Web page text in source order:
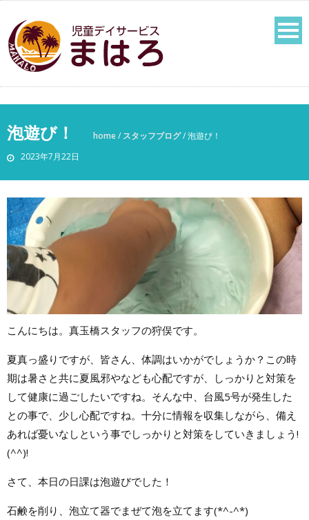
泡遊び！
2023年7月22日
home/ スタッフブログ/泡遊び！
こんにちは。真玉橋スタッフの狩俣です。
夏真っ盛りですが、皆さん、体調はいかがでしょうか？この時
期は暑さと共に夏風邪やなども心配ですが、しっかりと対策を
して健康に過ごしたいですね。そんな中、台風5号が発生した
との事で、少し心配ですね。十分に情報を収集しながら、備え
あれば憂いなしという事でしっかりと対策をしていきましょう!
(^^)!
さて、本日の日課は泡遊びでした！
石鹸を削り、泡立て器でまぜて泡を立てます(*^-^*)